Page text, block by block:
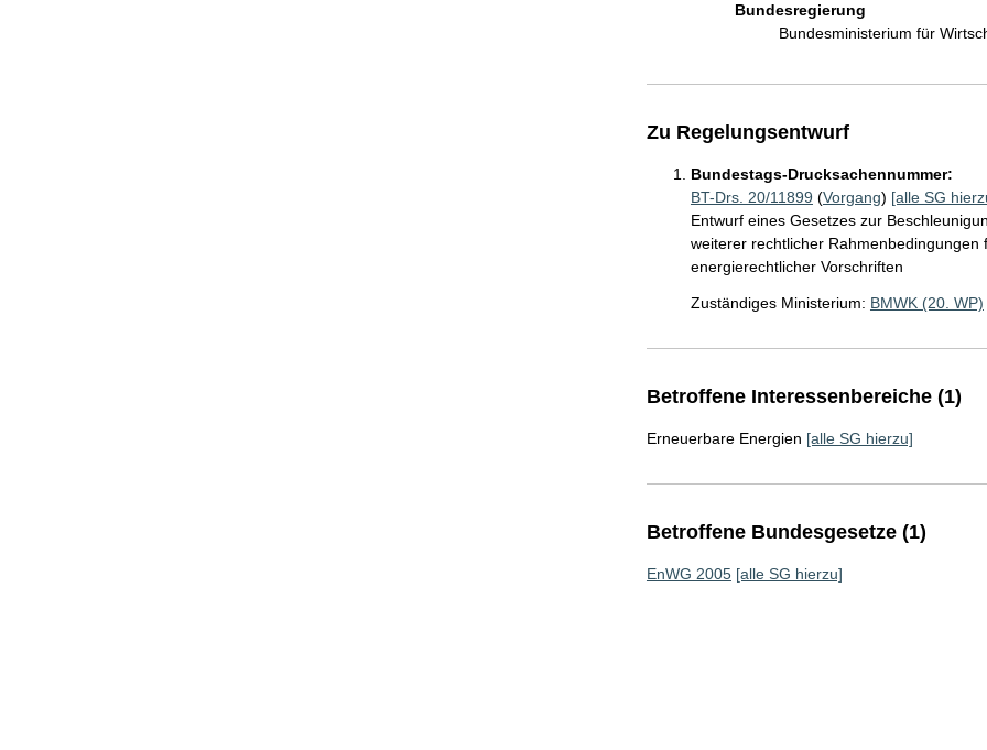
Bundesregierung
Bundesministerium für
Zu Regelungsentwurf
Bundestags-Drucksachennummer:
BT-Drs. 20/11899 (Vorgang) [alle SG
Entwurf eines Gesetzes zur
weiterer rechtlicher
energierechtlicher Vorschriften
Zuständiges Ministerium: BMWK (20. WP)
Betroffene Interessenbereiche (1)
Erneuerbare Energien [alle SG hierzu]
Betroffene Bundesgesetze (1)
EnWG 2005 [alle SG hierzu]